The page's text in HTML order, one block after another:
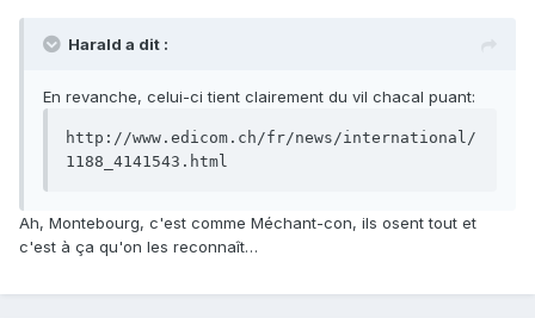
Harald a dit :
En revanche, celui-ci tient clairement du vil chacal puant:
http://www.edicom.ch/fr/news/international/
1188_4141543.html
Ah, Montebourg, c'est comme Méchant-con, ils osent tout et
c'est à ça qu'on les reconnaît…